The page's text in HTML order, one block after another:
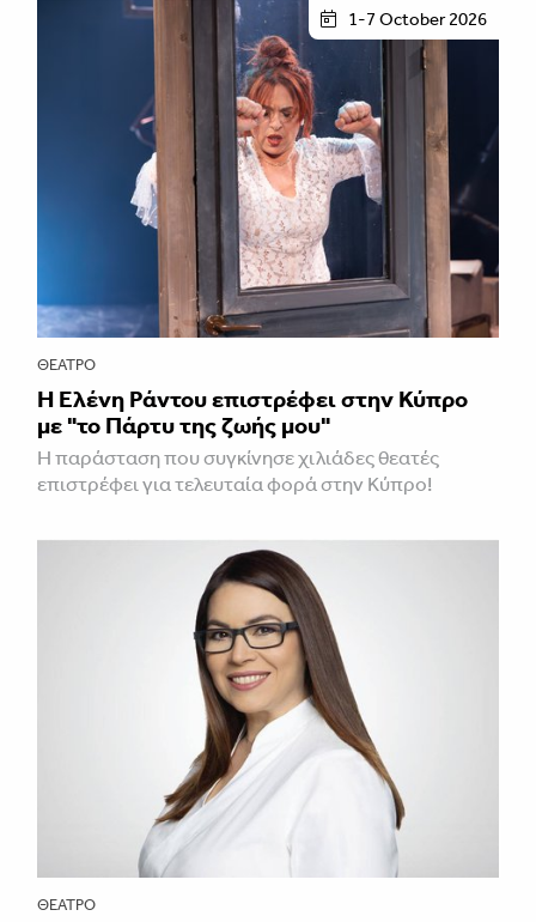
1-7 October 2026
ΘΈΑΤΡΟ
H Ελένη Ράντου επιστρέφει στην Κύπρο
με "το Πάρτυ της ζωής μου"
Η παράσταση που συγκίνησε χιλιάδες θεατές
επιστρέφει για τελευταία φορά στην Κύπρο!
ΘΈΑΤΡΟ